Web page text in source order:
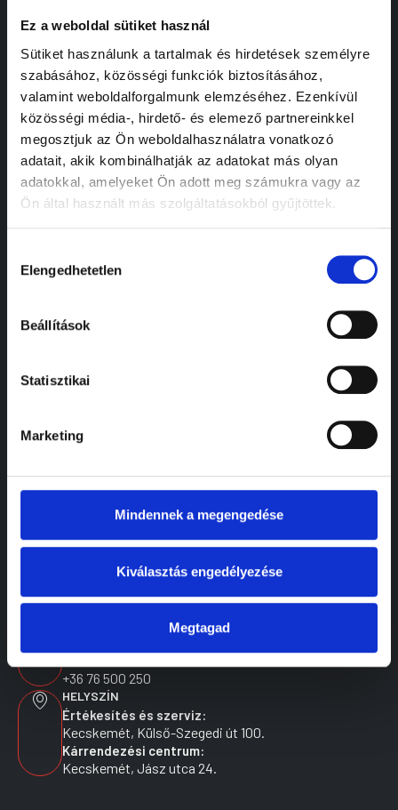
Ez a weboldal sütiket használ
Sütiket használunk a tartalmak és hirdetések személyre
szabásához, közösségi funkciók biztosításához,
valamint weboldalforgalmunk elemzéséhez. Ezenkívül
közösségi média-, hirdető- és elemező partnereinkkel
megosztjuk az Ön weboldalhasználatra vonatkozó
adatait, akik kombinálhatják az adatokat más olyan
adatokkal, amelyeket Ön adott meg számukra vagy az
Ön által használt más szolgáltatásokból gyűjtöttek.
kiválasztása
Elengedhetetlen
Beállítások
Statisztikai
Marketing
Mindennek a megengedése
Kiválasztás engedélyezése
Megtagad
kiszámíthatóan.
SZOLGÁLTATÁSOK
Márkafüggetlen szerviz
Vizsgáztatás
Részecskeszűrő tisztítás
Kerék szolgáltatások
Kárrendezés
Autokozmetika
GYORS LINKEK
Járműkereskedés
Csapatunk
Ajánlataink
ELÉRHETŐSÉGEK
info@tormasi.hu
TELEFONSZÁM
Értékesítés és szerviz:
+36 76 500 250
HELYSZÍN
Értékesítés és szerviz:
Kecskemét, Külső-Szegedi út 100.
Kárrendezési centrum:
Kecskemét, Jász utca 24.